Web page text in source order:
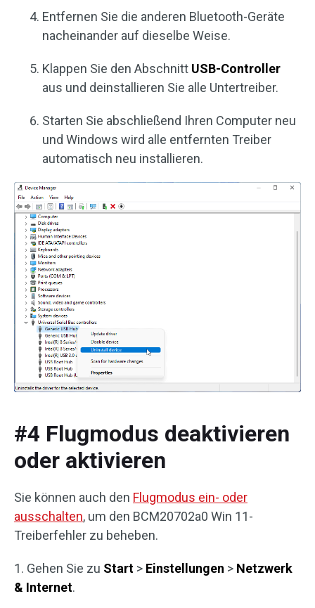
Entfernen Sie die anderen Bluetooth-Geräte
nacheinander auf dieselbe Weise.
Klappen Sie den Abschnitt USB-Controller
aus und deinstallieren Sie alle Untertreiber.
Starten Sie abschließend Ihren Computer neu
und Windows wird alle entfernten Treiber
automatisch neu installieren.
#4 Flugmodus deaktivieren
oder aktivieren
Sie können auch den Flugmodus ein- oder
ausschalten, um den BCM20702a0 Win 11-
Treiberfehler zu beheben.
1. Gehen Sie zu Start > Einstellungen > Netzwerk
& Internet.